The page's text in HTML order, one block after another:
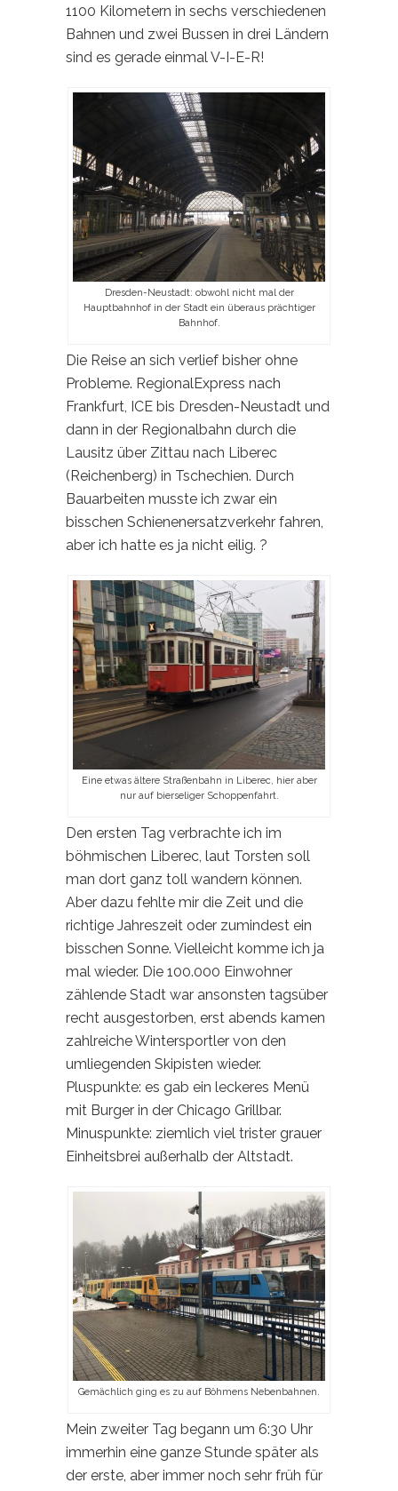
1100 Kilometern in sechs verschiedenen
Bahnen und zwei Bussen in drei Ländern
sind es gerade einmal V-I-E-R!
Dresden-Neustadt: obwohl nicht mal der
Hauptbahnhof in der Stadt ein überaus prächtiger
Bahnhof.
Die Reise an sich verlief bisher ohne
Probleme. RegionalExpress nach
Frankfurt, ICE bis Dresden-Neustadt und
dann in der Regionalbahn durch die
Lausitz über Zittau nach Liberec
(Reichenberg) in Tschechien. Durch
Bauarbeiten musste ich zwar ein
bisschen Schienenersatzverkehr fahren,
aber ich hatte es ja nicht eilig. ?
Eine etwas ältere Straßenbahn in Liberec, hier aber
nur auf bierseliger Schoppenfahrt.
Den ersten Tag verbrachte ich im
böhmischen Liberec, laut Torsten soll
man dort ganz toll wandern können.
Aber dazu fehlte mir die Zeit und die
richtige Jahreszeit oder zumindest ein
bisschen Sonne. Vielleicht komme ich ja
mal wieder. Die 100.000 Einwohner
zählende Stadt war ansonsten tagsüber
recht ausgestorben, erst abends kamen
zahlreiche Wintersportler von den
umliegenden Skipisten wieder.
Pluspunkte: es gab ein leckeres Menü
mit Burger in der Chicago Grillbar.
Minuspunkte: ziemlich viel trister grauer
Einheitsbrei außerhalb der Altstadt.
Gemächlich ging es zu auf Böhmens Nebenbahnen.
Mein zweiter Tag begann um 6:30 Uhr
immerhin eine ganze Stunde später als
der erste, aber immer noch sehr früh für